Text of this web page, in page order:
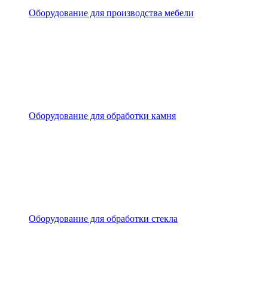
Оборудование для производства мебели
Оборудование для обработки камня
Оборудование для обработки стекла